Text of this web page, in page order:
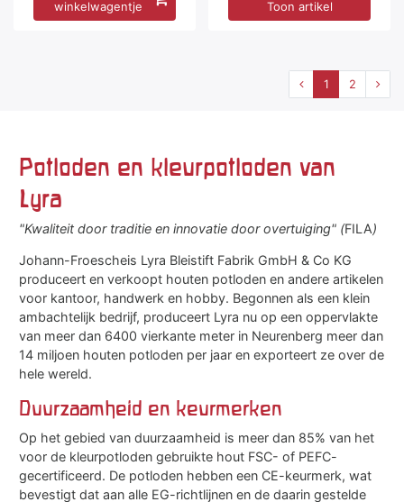
winkelwagentje Toon artikel
1 2
Potloden en kleurpotloden van
Lyra
"Kwaliteit door traditie en innovatie door overtuiging" (FILA)
Johann-Froescheis Lyra Bleistift Fabrik GmbH & Co KG
produceert en verkoopt houten potloden en andere artikelen
voor kantoor, handwerk en hobby. Begonnen als een klein
ambachtelijk bedrijf, produceert Lyra nu op een oppervlakte
van meer dan 6400 vierkante meter in Neurenberg meer dan
14 miljoen houten potloden per jaar en exporteert ze over de
hele wereld.
Duurzaamheid en keurmerken
Op het gebied van duurzaamheid is meer dan 85% van het
voor de kleurpotloden gebruikte hout FSC- of PEFC-
gecertificeerd. De potloden hebben een CE-keurmerk, wat
bevestigt dat aan alle EG-richtlijnen en de daarin gestelde